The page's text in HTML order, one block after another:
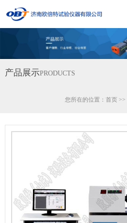
产品展示PRODUCTS
您所在的位置： 首页 >>